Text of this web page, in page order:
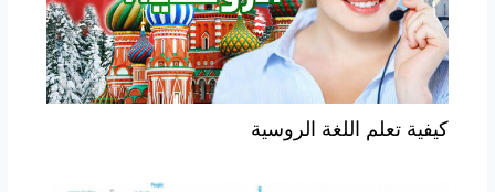
كيفية تعلم اللغة الروسية